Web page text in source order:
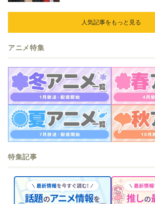
人気記事をもっと見る
アニメ特集
特集記事